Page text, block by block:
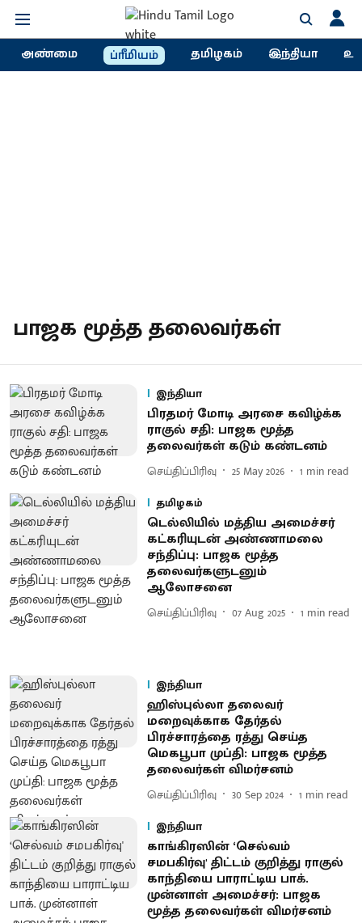
அண்மை ப்ரீமியம் தமிழகம் இந்தியா
பாஜக மூத்த தலைவர்கள்
இந்தியா
பிரதமர் மோடி அரசை கவிழ்க்க
ராகுல் சதி: பாஜக மூத்த
தலைவர்கள் கடும் கண்டனம்
செய்திப்பிரிவு 25 May 2026 1 min read
தமிழகம்
டெல்லியில் மத்திய அமைச்சர்
கட்கரியுடன் அண்ணாமலை
சந்திப்பு: பாஜக மூத்த
தலைவர்களுடனும்
ஆலோசனை
செய்திப்பிரிவு 07 Aug 2025 1 min read
இந்தியா
ஹிஸ்புல்லா தலைவர்
மறைவுக்காக தேர்தல்
பிரச்சாரத்தை ரத்து செய்த
மெகபூபா முப்தி: பாஜக மூத்த
தலைவர்கள் விமர்சனம்
செய்திப்பிரிவு 30 Sep 2024 1 min read
இந்தியா
காங்கிரஸின் ‘செல்வம்
சமபகிர்வு' திட்டம் குறித்து ராகுல்
காந்தியை பாராட்டிய பாக்.
முன்னாள் அமைச்சர்: பாஜக
மூத்த தலைவர்கள் விமர்சனம்